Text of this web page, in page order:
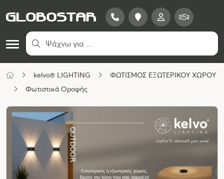
kelvo® LIGHTING
ΦΩΤΙΣΜΟΣ ΕΞΩΤΕΡΙΚΟΥ ΧΩΡΟΥ
Φωτιστικά Οροφής